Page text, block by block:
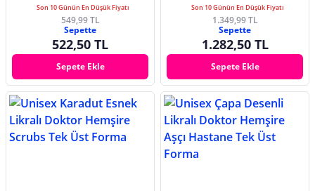
Son 10 Günün En Düşük Fiyatı
549,99 TL
Sepette
522,50 TL
Sepete Ekle
Son 10 Günün En Düşük Fiyatı
1.349,99 TL
Sepette
1.282,50 TL
Sepete Ekle